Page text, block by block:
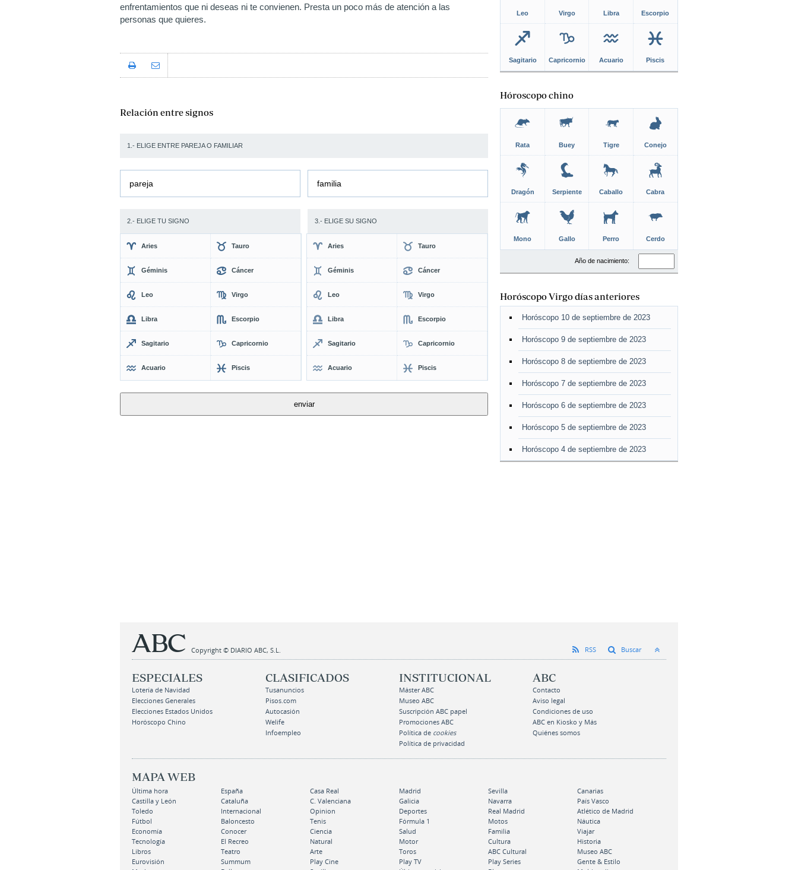
enfrentamientos que ni deseas ni te convienen. Presta un poco más de atención a las
personas que quieres.
Relación entre signos
1.- ELIGE ENTRE PAREJA O FAMILIAR
pareja familia
2.- ELIGE TU SIGNO 3.- ELIGE SU SIGNO
Aries Tauro
Géminis Cáncer
Leo Virgo
Libra Escorpio
Sagitario Capricornio
Acuario Piscis
Aries Tauro
Géminis Cáncer
Leo Virgo
Libra Escorpio
Sagitario Capricornio
Acuario Piscis
Leo Virgo Libra Escorpio
Sagitario Capricornio Acuario Piscis
Hóroscopo chino
Rata Buey Tigre Conejo
Dragón Serpiente Caballo Cabra
Mono Gallo Perro Cerdo
Año de nacimiento:
Horóscopo Virgo días anteriores
Horóscopo 10 de septiembre de 2023
Horóscopo 9 de septiembre de 2023
Horóscopo 8 de septiembre de 2023
Horóscopo 7 de septiembre de 2023
Horóscopo 6 de septiembre de 2023
Horóscopo 5 de septiembre de 2023
Horóscopo 4 de septiembre de 2023
Copyright © DIARIO ABC, S.L. RSS Buscar
ESPECIALES
Lotería de Navidad
Elecciones Generales
Elecciones Estados Unidos
Horóscopo Chino
CLASIFICADOS
Tusanuncios
Pisos.com
Autocasión
Welife
Infoempleo
INSTITUCIONAL
Máster ABC
Museo ABC
Suscripción ABC papel
Promociones ABC
Política de cookies
Política de privacidad
ABC
Contacto
Aviso legal
Condiciones de uso
ABC en Kiosko y Más
Quiénes somos
MAPA WEB
Última hora España Casa Real Madrid Sevilla
Canarias
Castilla y León
Cataluña C. Valenciana Galicia Navarra
País Vasco
Toledo
Internacional Opinion Deportes Real Madrid
Atlético de Madrid
Fútbol
Baloncesto Tenis Fórmula 1 Motos
Náutica
Economía
Conocer Ciencia Salud Familia
Viajar
Tecnología
El Recreo Natural Motor Cultura
Historia
Libros
Teatro Arte Toros ABC Cultural
Museo ABC
Eurovisión
Summum Play Cine Play TV Play Series
Gente & Estilo